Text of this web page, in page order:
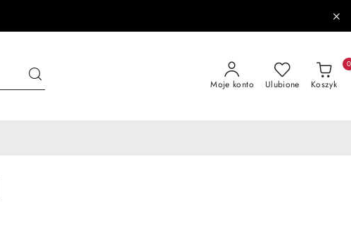
Moje konto Ulubione Koszyk
0